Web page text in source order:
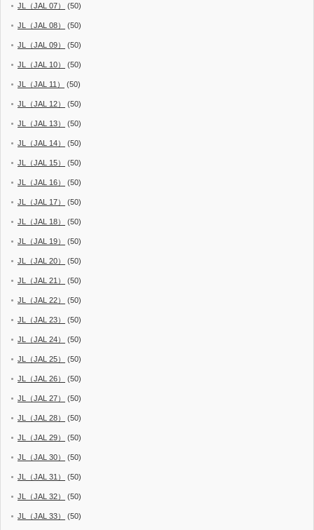
JL（JAL 07） (50)
JL（JAL 08） (50)
JL（JAL 09） (50)
JL（JAL 10） (50)
JL（JAL 11） (50)
JL（JAL 12） (50)
JL（JAL 13） (50)
JL（JAL 14） (50)
JL（JAL 15） (50)
JL（JAL 16） (50)
JL（JAL 17） (50)
JL（JAL 18） (50)
JL（JAL 19） (50)
JL（JAL 20） (50)
JL（JAL 21） (50)
JL（JAL 22） (50)
JL（JAL 23） (50)
JL（JAL 24） (50)
JL（JAL 25） (50)
JL（JAL 26） (50)
JL（JAL 27） (50)
JL（JAL 28） (50)
JL（JAL 29） (50)
JL（JAL 30） (50)
JL（JAL 31） (50)
JL（JAL 32） (50)
JL（JAL 33） (50)